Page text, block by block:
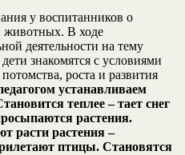
у воспитанников о
животных. В ходе
деятельности на тему
знакомятся с условиями
роста и развития
устанавливаем
теплее – тает снег
растения.
расти растения –
птицы. Становятся